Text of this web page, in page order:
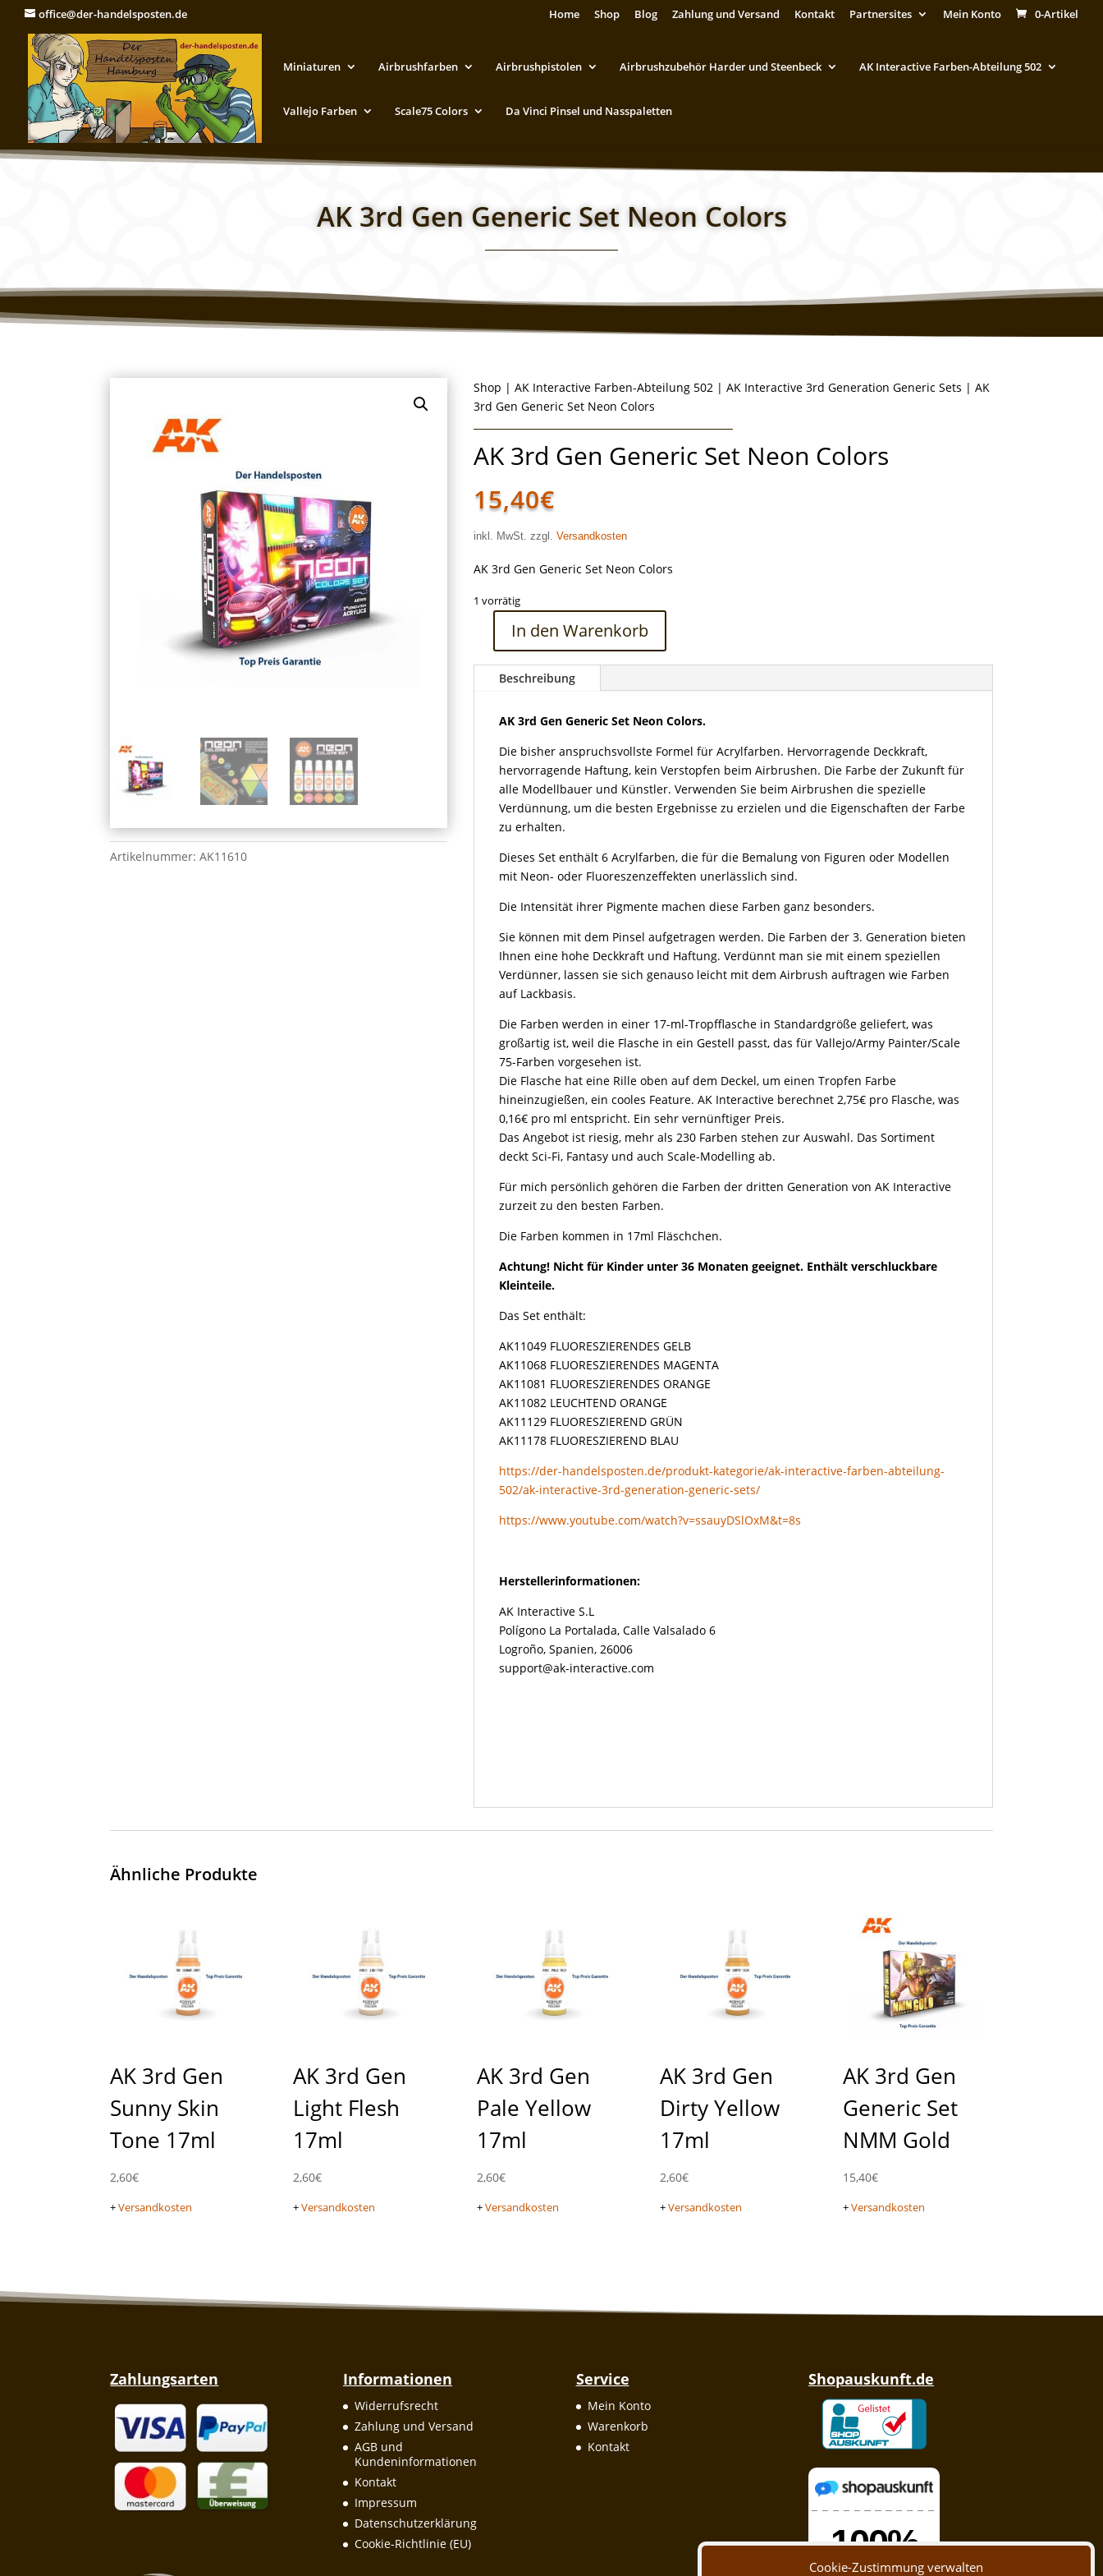
Cookie-Zustimmung verwalten
office@der-handelsposten.de Home Shop Blog Zahlung und Versand Kontakt Partnersites Mein Konto 0-Artikel
Miniaturen Airbrushfarben Airbrushpistolen Airbrushzubehör Harder und Steenbeck AK Interactive Farben-Abteilung 502
Vallejo Farben Scale75 Colors Da Vinci Pinsel und Nasspaletten
AK 3rd Gen Generic Set Neon Colors
Artikelnummer:AK11610
Shop |AK Interactive Farben-Abteilung 502 |AK Interactive 3rd Generation Generic Sets | AK
3rd Gen Generic Set Neon Colors
AK 3rd Gen Generic Set Neon Colors
15,40€
inkl. MwSt. zzgl.Versandkosten
AK 3rd Gen Generic Set Neon Colors
1 vorrätig
Colors
Menge
In den Warenkorb
Beschreibung
AK 3rd Gen Generic Set Neon Colors.
Die bisher anspruchsvollste Formel für Acrylfarben. Hervorragende Deckkraft,
hervorragende Haftung, kein Verstopfen beim Airbrushen. Die Farbe der Zukunft für
alle Modellbauer und Künstler. Verwenden Sie beim Airbrushen die spezielle
Verdünnung, um die besten Ergebnisse zu erzielen und die Eigenschaften der Farbe
zu erhalten.
Dieses Set enthält 6 Acrylfarben, die für die Bemalung von Figuren oder Modellen
mit Neon- oder Fluoreszenzeffekten unerlässlich sind.
Die Intensität ihrer Pigmente machen diese Farben ganz besonders.
Sie können mit dem Pinsel aufgetragen werden. Die Farben der 3. Generation bieten
Ihnen eine hohe Deckkraft und Haftung. Verdünnt man sie mit einem speziellen
Verdünner, lassen sie sich genauso leicht mit dem Airbrush auftragen wie Farben
auf Lackbasis.
Die Farben werden in einer 17-ml-Tropfflasche in Standardgröße geliefert, was
großartig ist, weil die Flasche in ein Gestell passt, das für Vallejo/Army Painter/Scale
75-Farben vorgesehen ist.
Die Flasche hat eine Rille oben auf dem Deckel, um einen Tropfen Farbe
hineinzugießen, ein cooles Feature. AK Interactive berechnet 2,75€ pro Flasche, was
0,16€ pro ml entspricht. Ein sehr vernünftiger Preis.
Das Angebot ist riesig, mehr als 230 Farben stehen zur Auswahl. Das Sortiment
deckt Sci-Fi, Fantasy und auch Scale-Modelling ab.
Für mich persönlich gehören die Farben der dritten Generation von AK Interactive
zurzeit zu den besten Farben.
Die Farben kommen in 17ml Fläschchen.
Achtung! Nicht für Kinder unter 36 Monaten geeignet. Enthält verschluckbare
Kleinteile.
Das Set enthält:
AK11049 FLUORESZIERENDES GELB
AK11068 FLUORESZIERENDES MAGENTA
AK11081 FLUORESZIERENDES ORANGE
AK11082 LEUCHTEND ORANGE
AK11129 FLUORESZIEREND GRÜN
AK11178 FLUORESZIEREND BLAU
https://der-handelsposten.de/produkt-kategorie/ak-interactive-farben-abteilung-
502/ak-interactive-3rd-generation-generic-sets/
https://www.youtube.com/watch?v=ssauyDSlOxM&t=8s
Herstellerinformationen:
AK Interactive S.L
Polígono La Portalada, Calle Valsalado 6
Logroño, Spanien, 26006
support@ak-interactive.com
Ähnliche Produkte
AK 3rd Gen
Sunny Skin
Tone 17ml
2,60€
+Versandkosten
AK 3rd Gen
Light Flesh
17ml
2,60€
+Versandkosten
AK 3rd Gen
Pale Yellow
17ml
2,60€
+Versandkosten
AK 3rd Gen
Dirty Yellow
17ml
2,60€
+Versandkosten
AK 3rd Gen
Generic Set
NMM Gold
15,40€
+Versandkosten
Zahlungsarten Informationen
Widerrufsrecht
Zahlung und Versand
AGB und
Kundeninformationen
Kontakt
Impressum
Datenschutzerklärung
Cookie-Richtlinie (EU)
Service
Mein Konto
Warenkorb
Kontakt
Shopauskunft.de